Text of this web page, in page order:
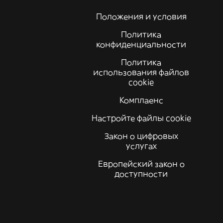
Положения и условия
Политика
конфиденциальности
Политика
использования файлов
cookie
Комплаенс
Настройте файлы cookie
Закон о цифровых
услугах
Европейский закон о
доступности